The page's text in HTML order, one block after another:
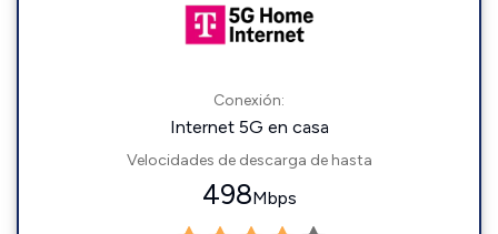
Conexión:
Internet 5G en casa
Velocidades de descarga de hasta
498Mbps